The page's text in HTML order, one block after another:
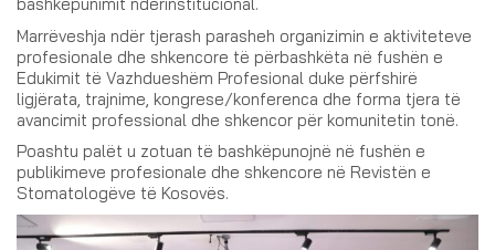
Marrëveshja ndër tjerash parasheh organizimin e aktiviteteve
profesionale dhe shkencore të përbashkëta në fushën e
Edukimit të Vazhdueshëm Profesional duke përfshirë
ligjërata, trajnime, kongrese/konferenca dhe forma tjera të
avancimit professional dhe shkencor për komunitetin tonë.
Poashtu palët u zotuan të bashkëpunojnë në fushën e
publikimeve profesionale dhe shkencore në Revistën e
Stomatologëve të Kosovës.